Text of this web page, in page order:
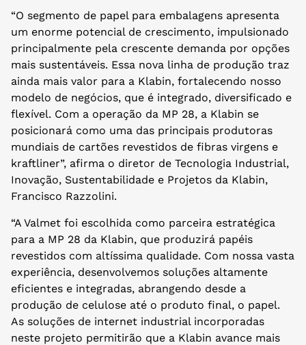
“O segmento de papel para embalagens apresenta
um enorme potencial de crescimento, impulsionado
principalmente pela crescente demanda por opções
mais sustentáveis. Essa nova linha de produção traz
ainda mais valor para a Klabin, fortalecendo nosso
modelo de negócios, que é integrado, diversificado e
flexível. Com a operação da MP 28, a Klabin se
posicionará como uma das principais produtoras
mundiais de cartões revestidos de fibras virgens e
kraftliner”, afirma o diretor de Tecnologia Industrial,
Inovação, Sustentabilidade e Projetos da Klabin,
Francisco Razzolini.
“A Valmet foi escolhida como parceira estratégica
para a MP 28 da Klabin, que produzirá papéis
revestidos com altíssima qualidade. Com nossa vasta
experiência, desenvolvemos soluções altamente
eficientes e integradas, abrangendo desde a
produção de celulose até o produto final, o papel.
As soluções de internet industrial incorporadas
neste projeto permitirão que a Klabin avance mais